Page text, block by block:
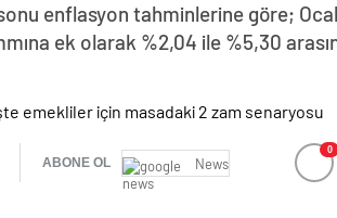
sonu enflasyon tahminlerine göre;
ek olarak %2,04 ile %5,30
ABONE OL News
0